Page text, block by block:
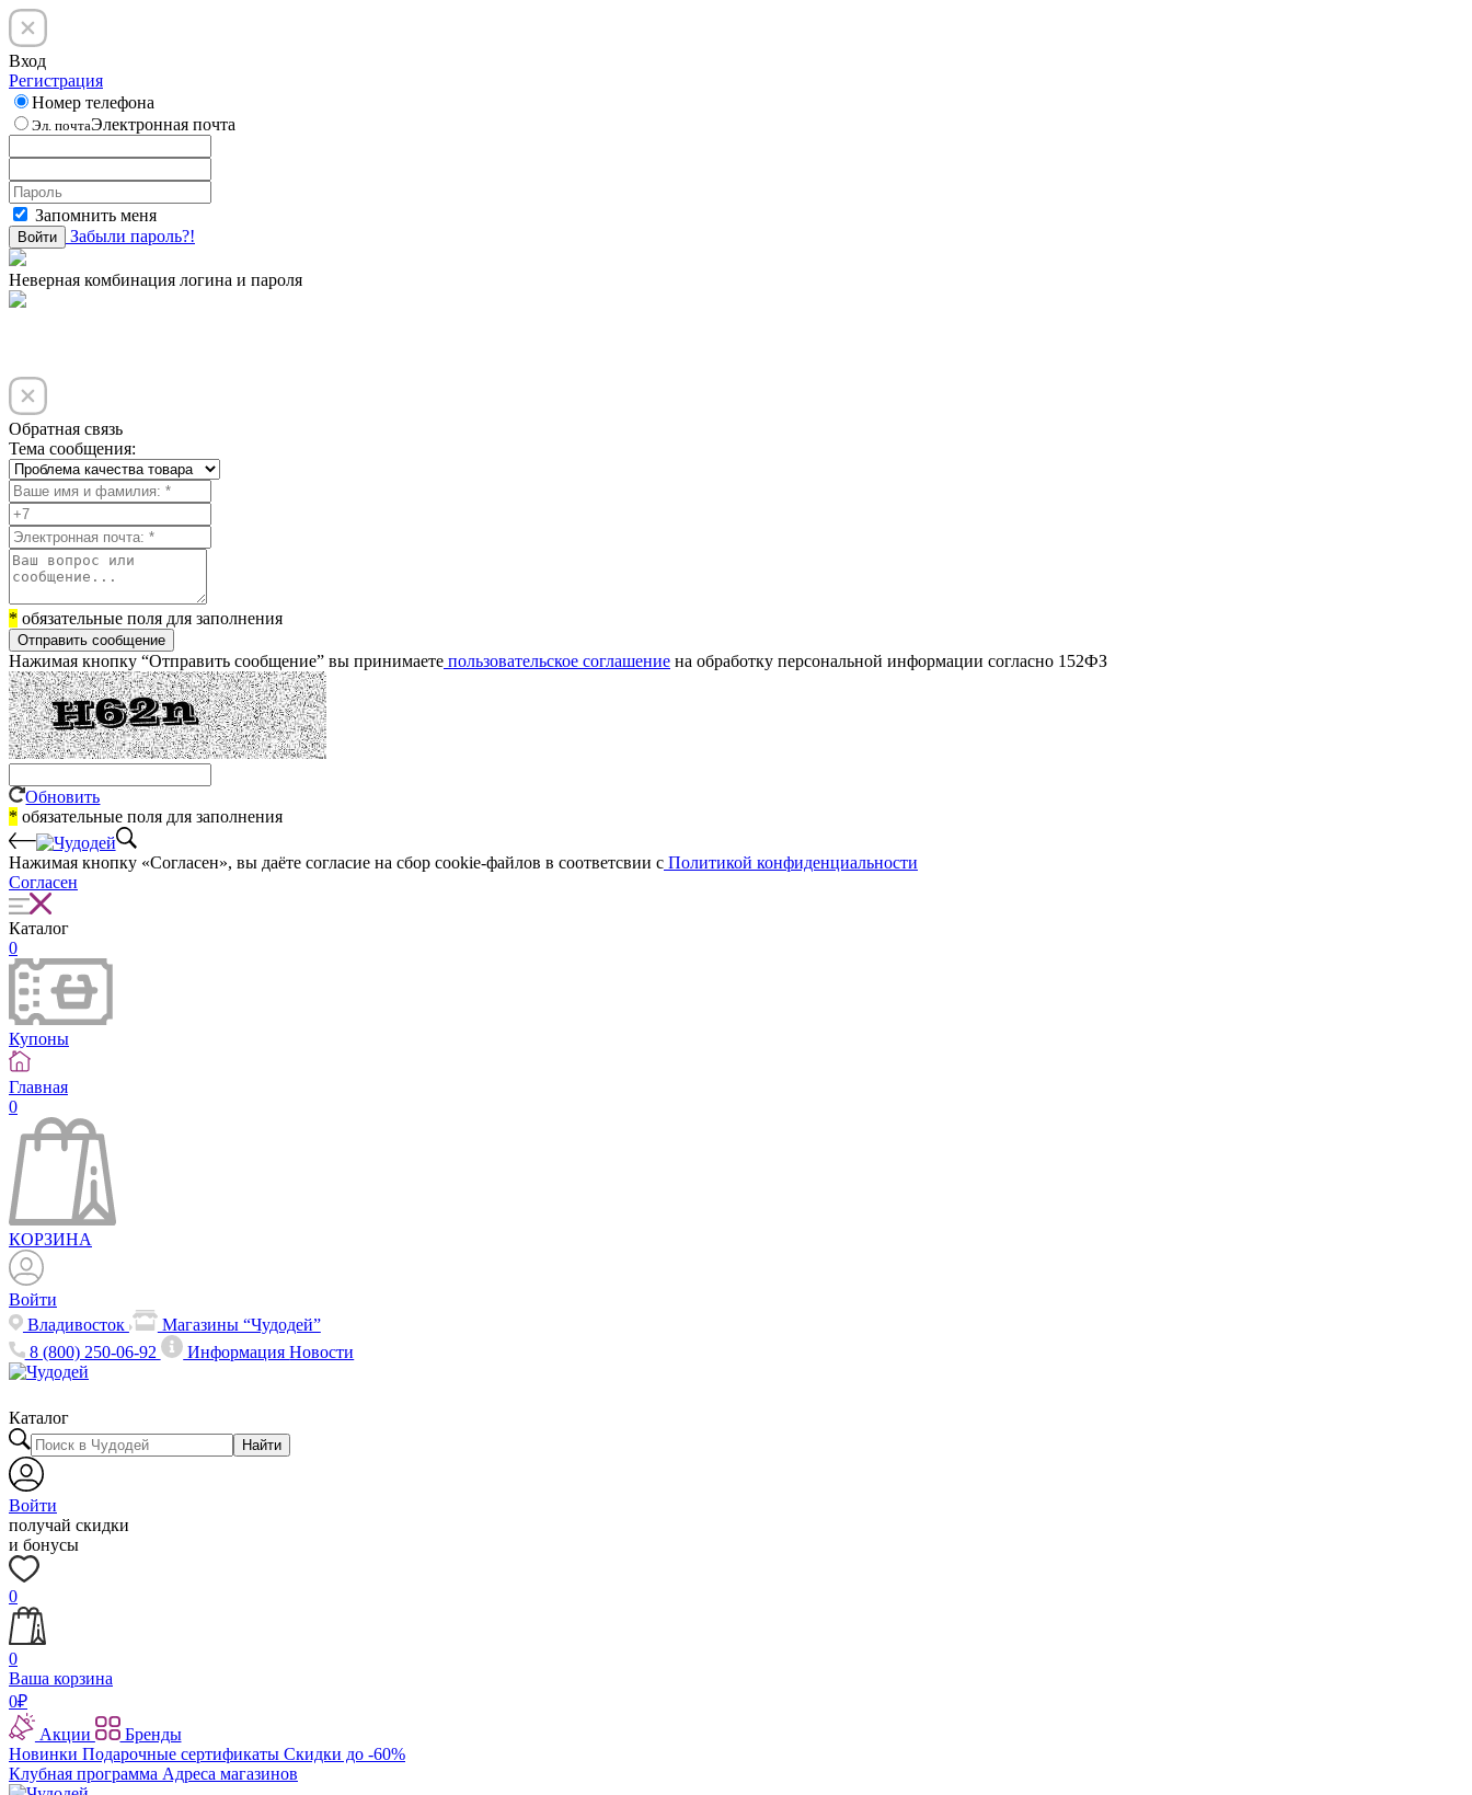
Вход
Регистрация
Номер телефона
Эл. почтаЭлектронная почта
Запомнить меня
Войти Забыли пароль?!
Неверная комбинация логина и пароля
Обратная связь
Тема сообщения:
* обязательные поля для заполнения
Отправить сообщение
Нажимая кнопку “Отправить сообщение” вы принимаете пользовательское соглашение на обработку персональной информации согласно 152ФЗ
Обновить
* обязательные поля для заполнения
Нажимая кнопку «Согласен», вы даёте cогласие на сбор cookie-файлов в соответсвии с Политикой конфиденциальности
Согласен
Каталог
0
Купоны
Главная
0
КОРЗИНА
Войти
Владивосток
Магазины “Чудодей”
8 (800) 250-06-92
ИнформацияНовости
Каталог
Найти
Войти
получай скидки
и бонусы
0
0
Ваша корзина
0₽
Акции
Бренды
Новинки Подарочные сертификаты Скидки до -60%
Клубная программа Адреса магазинов